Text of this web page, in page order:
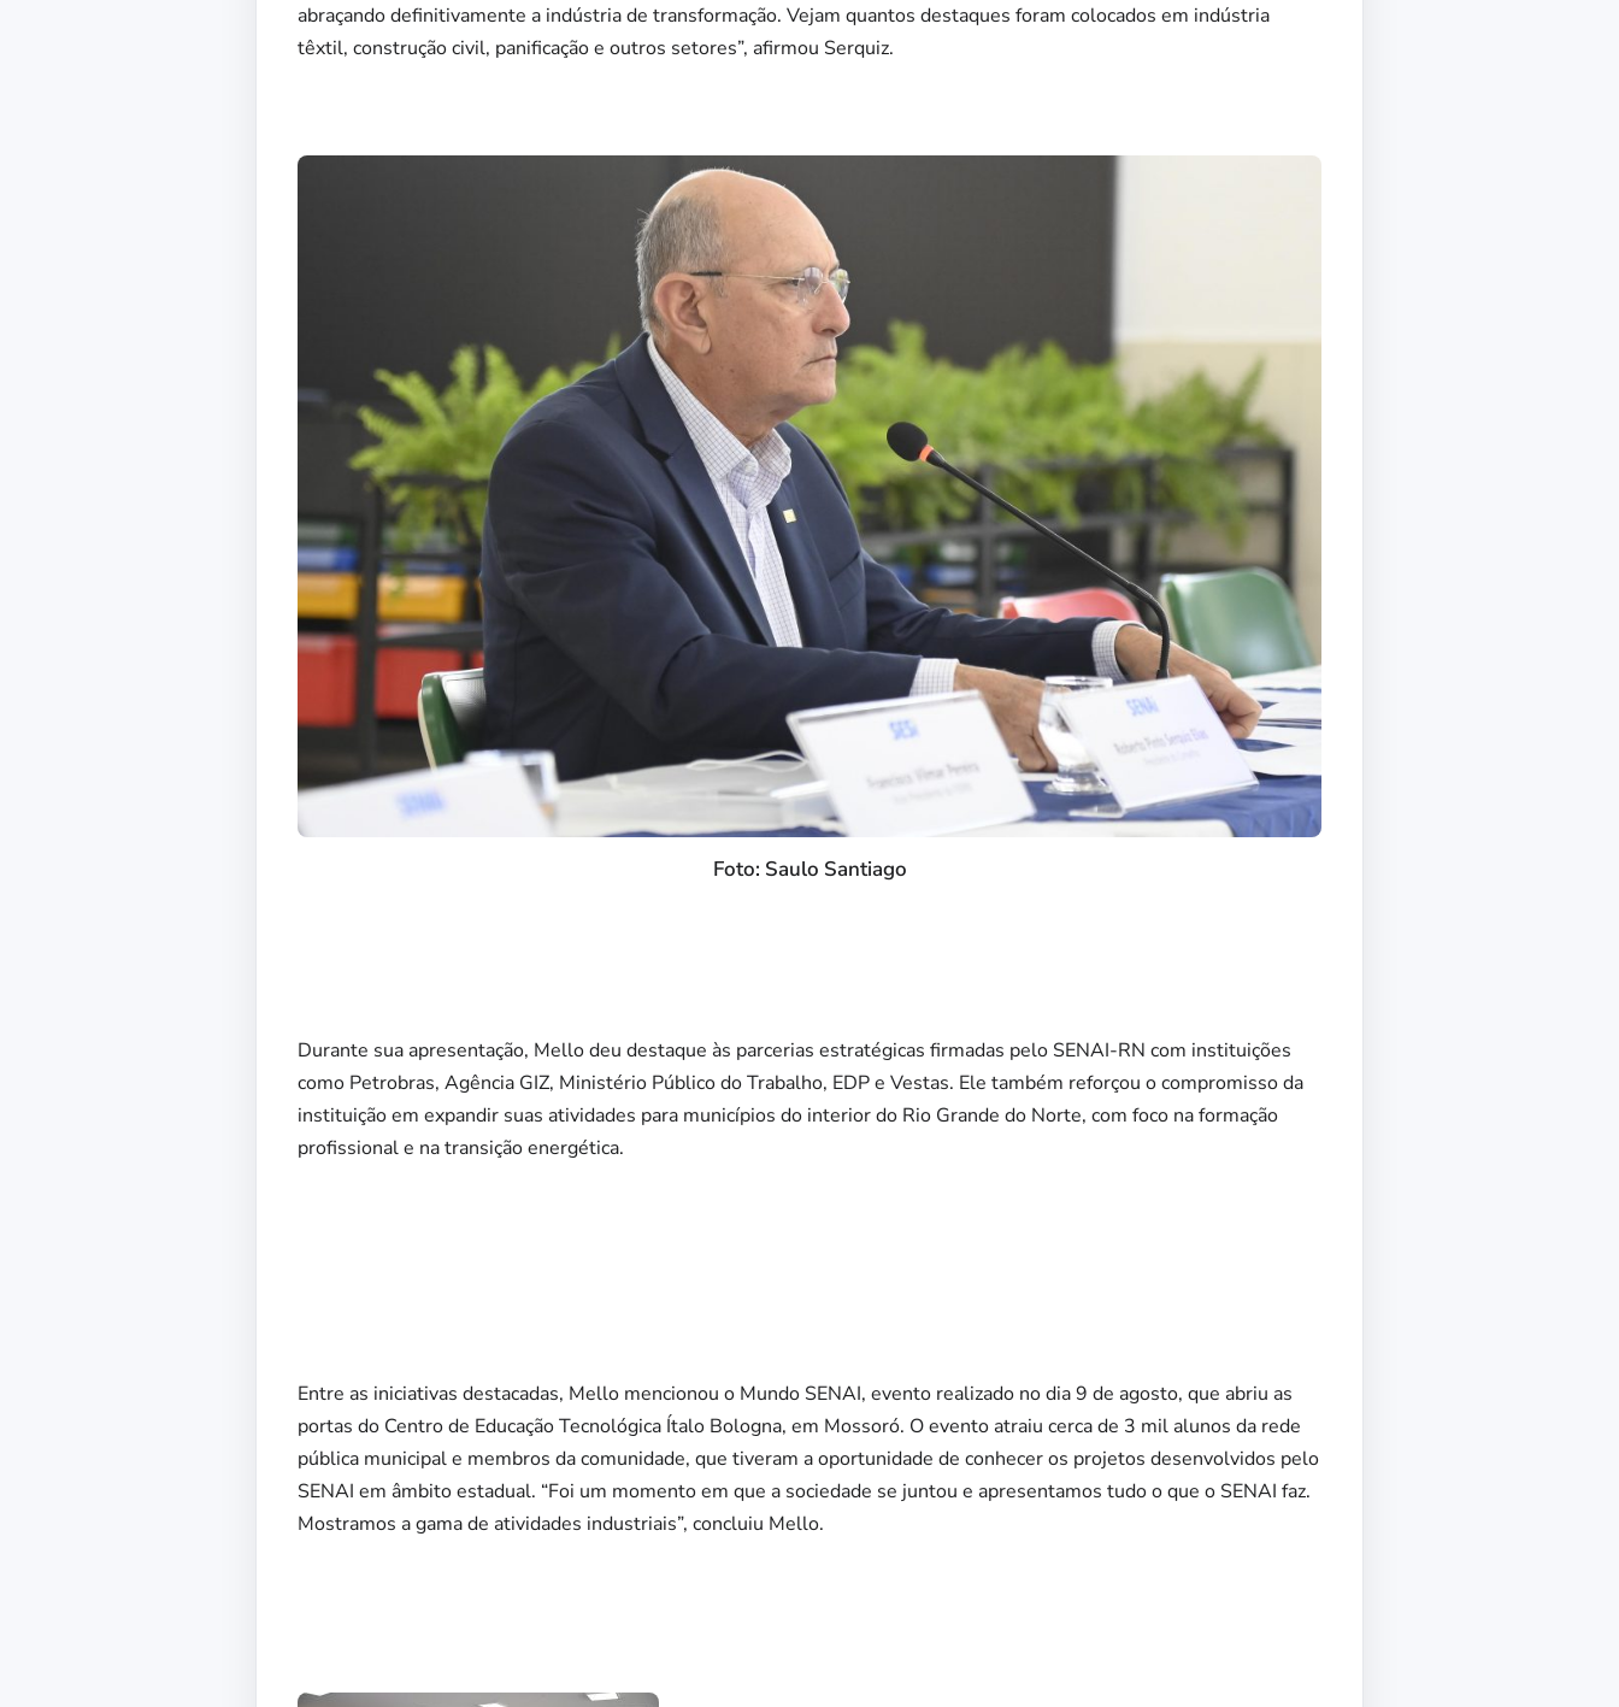
abraçando definitivamente a indústria de transformação. Vejam quantos destaques foram colocados em indústria
têxtil, construção civil, panificação e outros setores”, afirmou Serquiz.
Foto: Saulo Santiago
Durante sua apresentação, Mello deu destaque às parcerias estratégicas firmadas pelo SENAI-RN com instituições
como Petrobras, Agência GIZ, Ministério Público do Trabalho, EDP e Vestas. Ele também reforçou o compromisso da
instituição em expandir suas atividades para municípios do interior do Rio Grande do Norte, com foco na formação
profissional e na transição energética.
Entre as iniciativas destacadas, Mello mencionou o Mundo SENAI, evento realizado no dia 9 de agosto, que abriu as
portas do Centro de Educação Tecnológica Ítalo Bologna, em Mossoró. O evento atraiu cerca de 3 mil alunos da rede
pública municipal e membros da comunidade, que tiveram a oportunidade de conhecer os projetos desenvolvidos pelo
SENAI em âmbito estadual. “Foi um momento em que a sociedade se juntou e apresentamos tudo o que o SENAI faz.
Mostramos a gama de atividades industriais”, concluiu Mello.